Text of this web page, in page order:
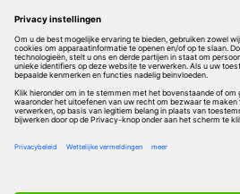
Volg ons
Redactionele partner
Algemene Voorwaarden & Copyrights